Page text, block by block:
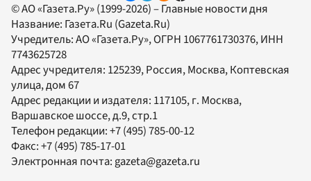
© АО «Газета.Ру» (1999-2026) – Главные новости дня
Название: Газета.Ru (Gazeta.Ru)
Учредитель:АО «Газета.Ру», ОГРН 1067761730376, ИНН
7743625728
Адрес учредителя: 125239, Россия, Москва, Коптевская
улица, дом 67
Адрес редакции и издателя: 117105, г. Москва,
Варшавское шоссе, д.9, стр.1
Телефон редакции:+7 (495) 785-00-12
Факс:+7 (495) 785-17-01
Электронная почта:gazeta@gazeta.ru